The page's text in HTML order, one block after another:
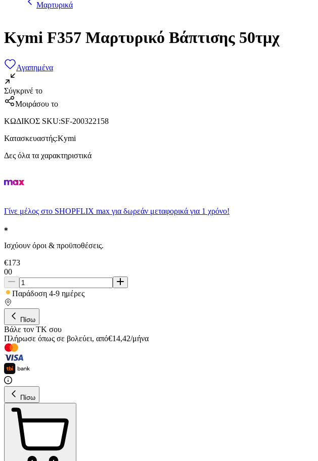
Μαρτυρικά
Kymi F357 Μαρτυρικό Βάπτισης 50τμχ
Αγαπημένα
Σύγκρινέ το
Μοιράσου το
ΚΩΔΙΚΟΣ SKU:SF-200322158
Κατασκευαστής:Kymi
Δες όλα τα χαρακτηριστικά
Γίνε μέλος στο SHOPFLIX max για δωρεάν μεταφορικά για 1 χρόνο!
Ισχύουν όροι & προϋποθέσεις.
€173
00
Παράδοση 4-9 ημέρες
Πίσω
Βάλε τον ΤΚ σου
Πλήρωσε όπως σε βολεύει, από€14,42/μήνα
Πίσω